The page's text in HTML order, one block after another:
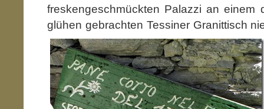
freskengeschmückten Palazzi an einem
glühen gebrachten Tessiner Granittisch